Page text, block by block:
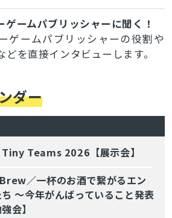
ゲームパブリッシャーに聞く！
ゲームパブリッシャーの役割や
どを直接インタビューします。
ダー
Tiny Teams 2026【展示会】
／一杯のお酒で繋がるエン
〜今年がんばっていること発表
会】